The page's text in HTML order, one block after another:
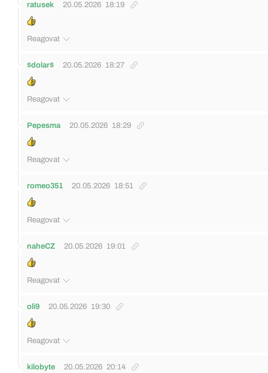
ratusek 20.05.2026 18:19
Reagovat
$dolar$ 20.05.2026 18:27
Reagovat
Pepesma 20.05.2026 18:29
Reagovat
romeo351 20.05.2026 18:51
Reagovat
naheCZ 20.05.2026 19:01
Reagovat
oli9 20.05.2026 19:30
Reagovat
kilobyte 20.05.2026 20:14